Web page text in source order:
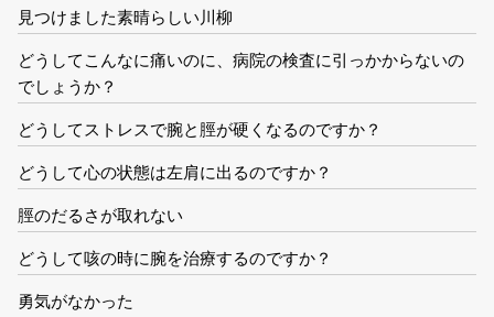
見つけました素晴らしい川柳
どうしてこんなに痛いのに、病院の検査に引っかからないの
でしょうか？
どうしてストレスで腕と脛が硬くなるのですか？
どうして心の状態は左肩に出るのですか？
脛のだるさが取れない
どうして咳の時に腕を治療するのですか？
勇気がなかった